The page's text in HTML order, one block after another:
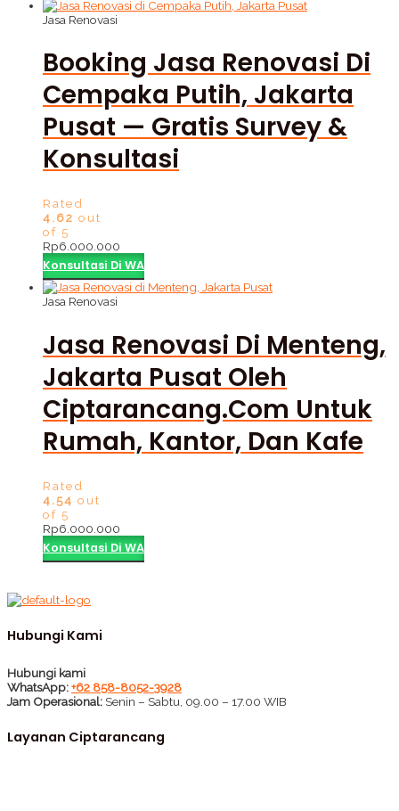
Jasa Renovasi
Booking Jasa Renovasi Di
Cempaka Putih, Jakarta
Pusat — Gratis Survey &
Konsultasi
Rated
4.62 out
of 5
Rp6.000.000
Konsultasi Di WA
Jasa Renovasi
Jasa Renovasi Di Menteng,
Jakarta Pusat Oleh
Ciptarancang.com Untuk
Rumah, Kantor, Dan Kafe
Rated
4.54 out
of 5
Rp6.000.000
Konsultasi Di WA
Hubungi Kami
Hubungi kami
WhatsApp:+62 858-8052-3928
Jam Operasional: Senin – Sabtu, 09.00 – 17.00 WIB
Layanan Ciptarancang